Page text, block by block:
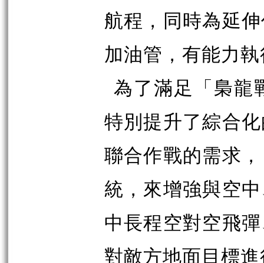
航程，同時為延
加油管，有能力
為了滿足「梟龍
特別提升了綜合
聯合作戰的需求
統，來增強與空
中長程空對空飛
對敵方地面目標